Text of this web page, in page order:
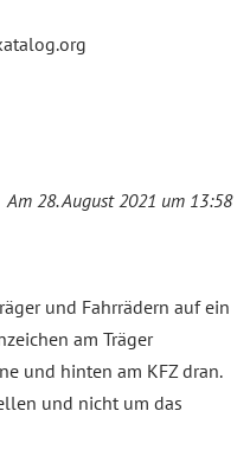
Am 28. August 2021 um 13:58
und Fahrrädern auf ein
am Träger
und hinten am KFZ dran.
und nicht um das